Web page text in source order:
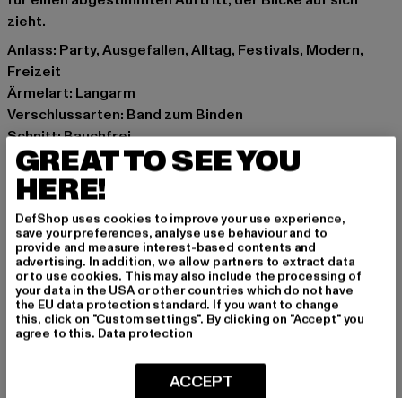
zieht.
Anlass: Party, Ausgefallen, Alltag, Festivals, Modern,
Freizeit
Ärmelart: Langarm
Verschlussarten: Band zum Binden
Schnitt: Bauchfrei
Marke: Cloud5ive
Kat.: Blusen
Farbe: rosa
Hersteller Farbe: rosa
Materialzusammensetzung: 100% Polyester
Art.Nr: 21126136-04567
Hersteller: Bestseller Textilhandels GmbH |
hamburg@bestseller.com
GREAT TO SEE YOU
HERE!
DefShop uses cookies to improve your use experience,
save your preferences, analyse use behaviour and to
provide and measure interest-based contents and
advertising. In addition, we allow partners to extract data
or to use cookies. This may also include the processing of
your data in the USA or other countries which do not have
the EU data protection standard. If you want to change
this, click on "Custom settings". By clicking on "Accept" you
agree to this. Data protection
ACCEPT